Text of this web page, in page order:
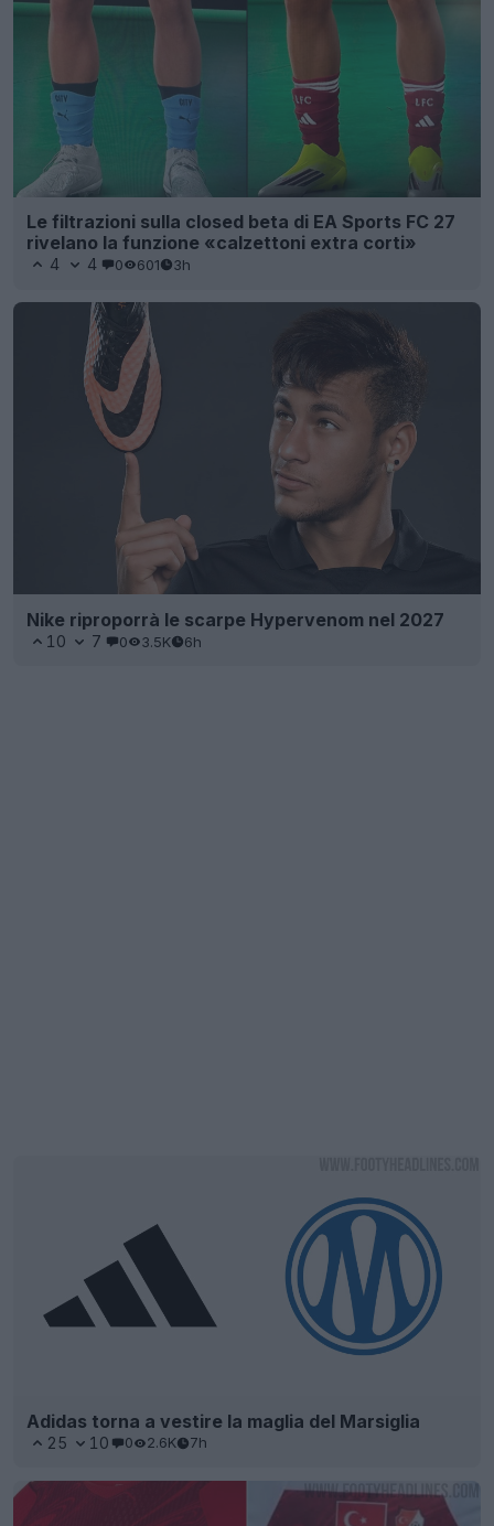
Le filtrazioni sulla closed beta di EA Sports FC 27
rivelano la funzione «calzettoni extra corti»
4 4 0 601 3h
Nike riproporrà le scarpe Hypervenom nel 2027
10 7 0 3.5K 6h
Adidas torna a vestire la maglia del Marsiglia
25 10 0 2.6K 7h